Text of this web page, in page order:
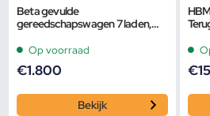
Beta gevulde
gereedschapswagen 7 laden,
grijsOp voorraad
€1.800
Bekijk
€15